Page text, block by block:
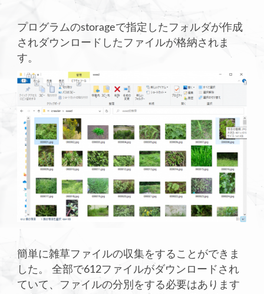
プログラムのstorageで指定したフォルダが作成
されダウンロードしたファイルが格納されま
す。
簡単に雑草ファイルの収集をすることができま
した。 全部で612ファイルがダウンロードされ
ていて、ファイルの分別をする必要はあります